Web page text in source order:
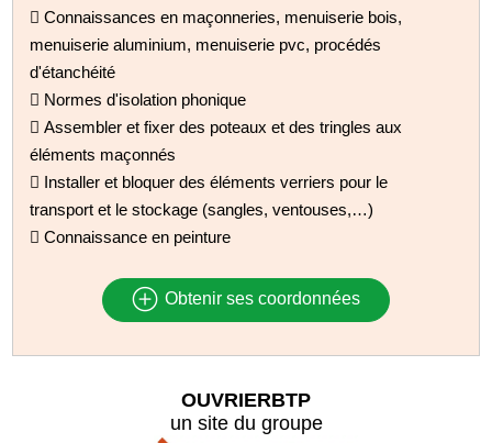
 Connaissances en maçonneries, menuiserie bois,
menuiserie aluminium, menuiserie pvc, procédés
d'étanchéité
 Normes d'isolation phonique
 Assembler et fixer des poteaux et des tringles aux
éléments maçonnés
 Installer et bloquer des éléments verriers pour le
transport et le stockage (sangles, ventouses,…)
 Connaissance en peinture
Obtenir ses coordonnées
OUVRIERBTP
un site du groupe